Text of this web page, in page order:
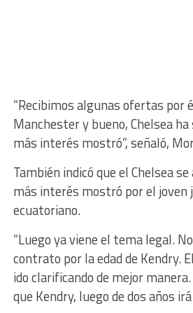
“Recibimos algunas ofertas por
Manchester y bueno, Chelsea ha
más interés mostró”, señaló,
También indicó que el Chelsea
más interés mostró por el joven
ecuatoriano.
“Luego ya viene el tema legal.
contrato por la edad de Kendry.
ido clarificando de mejor
que Kendry, luego de dos años